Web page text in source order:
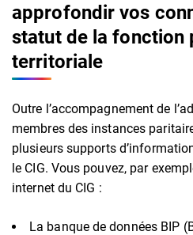
approfondir vos
statut de la fonction
territoriale
Outre l’accompagnement de
membres des instances
plusieurs supports
le CIG. Vous pouvez, par
internet du CIG :
La banque de données BIP